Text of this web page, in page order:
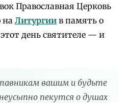
Православная Церковь
на Литургии в память о
день святителе — и
вашим и будьте
пекутся о душах